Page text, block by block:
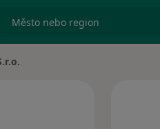
Město nebo region